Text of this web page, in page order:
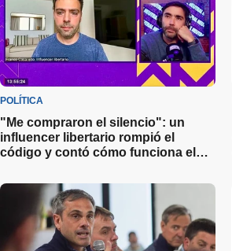
POLÍTICA
"Me compraron el silencio": un
influencer libertario rompió el
código y contó cómo funciona el